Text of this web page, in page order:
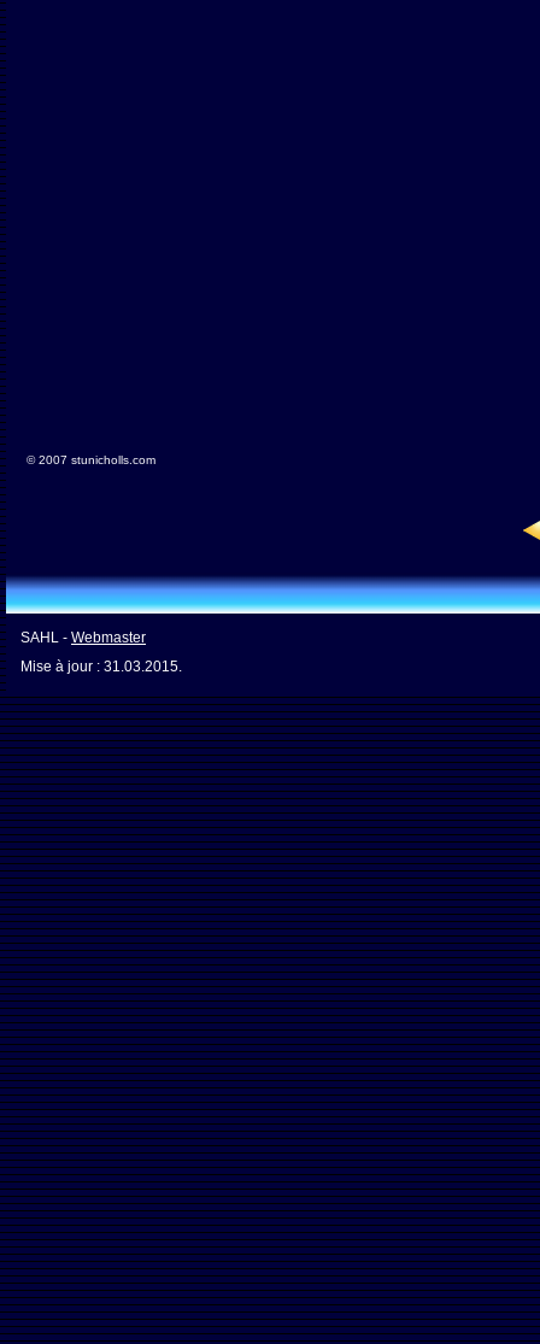
© 2007 stunicholls.com
SAHL - Webmaster
Mise à jour : 31.03.2015.